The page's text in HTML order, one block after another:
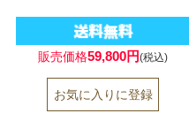
販売価格59,800円(税込)